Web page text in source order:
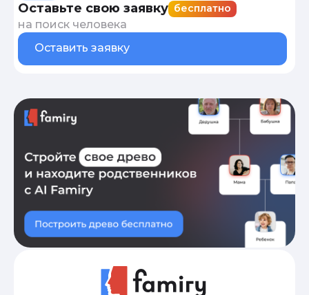
Оставьте свою заявку бесплатно
на поиск человека
Оставить заявку